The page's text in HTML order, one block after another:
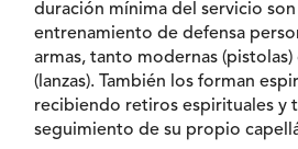
duración mínima del servicio son
entrenamiento de defensa
armas, tanto modernas
(lanzas). También los forman
recibiendo retiros espirituales y
seguimiento de su propio